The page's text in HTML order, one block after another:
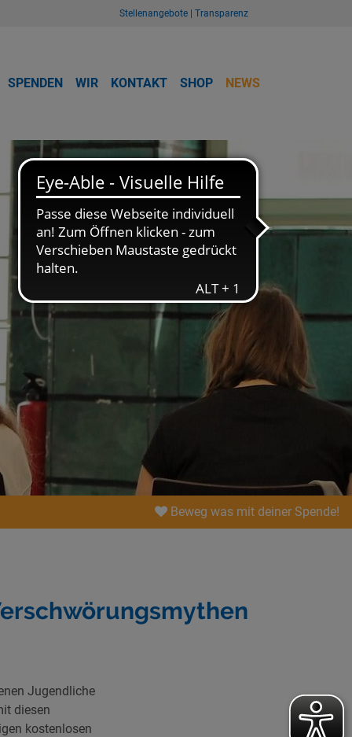
Stellenangebote Transparenz
SPENDEN WIR KONTAKT SHOP NEWS
Beweg was mit deiner Spende!
Jugendliche
diesen
kostenlosen